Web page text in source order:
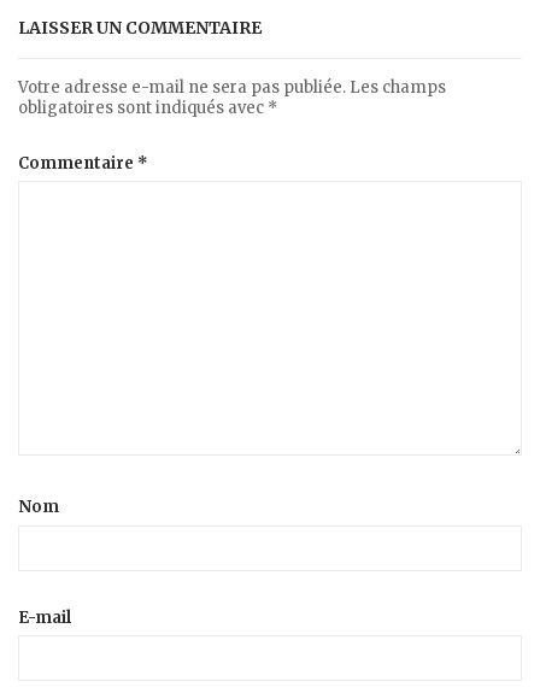
LAISSER UN COMMENTAIRE
Votre adresse e-mail ne sera pas publiée. Les champs
obligatoires sont indiqués avec *
Commentaire *
Nom
E-mail